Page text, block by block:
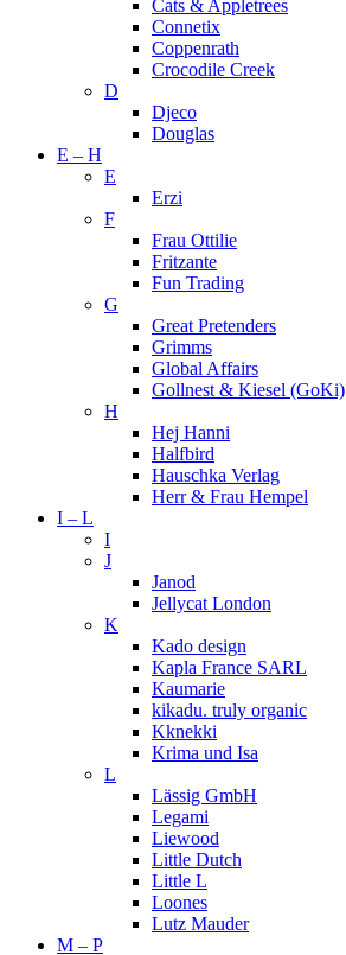
Cats & Appletrees
Connetix
Coppenrath
Crocodile Creek
D
Djeco
Douglas
E – H
E
Erzi
F
Frau Ottilie
Fritzante
Fun Trading
G
Great Pretenders
Grimms
Global Affairs
Gollnest & Kiesel (GoKi)
H
Hej Hanni
Halfbird
Hauschka Verlag
Herr & Frau Hempel
I – L
I
J
Janod
Jellycat London
K
Kado design
Kapla France SARL
Kaumarie
kikadu. truly organic
Kknekki
Krima und Isa
L
Lässig GmbH
Legami
Liewood
Little Dutch
Little L
Loones
Lutz Mauder
M – P